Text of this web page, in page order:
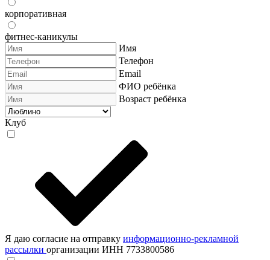
корпоративная
фитнес-каникулы
Имя
Телефон
Email
ФИО ребёнка
Возраст ребёнка
Клуб
Я даю согласие на отправку информационно-рекламной
рассылки организации ИНН 7733800586